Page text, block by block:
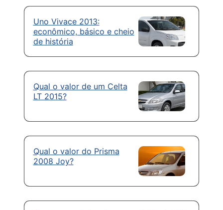
Uno Vivace 2013:
econômico, básico e cheio
de história
Qual o valor de um Celta
LT 2015?
Qual o valor do Prisma
2008 Joy?